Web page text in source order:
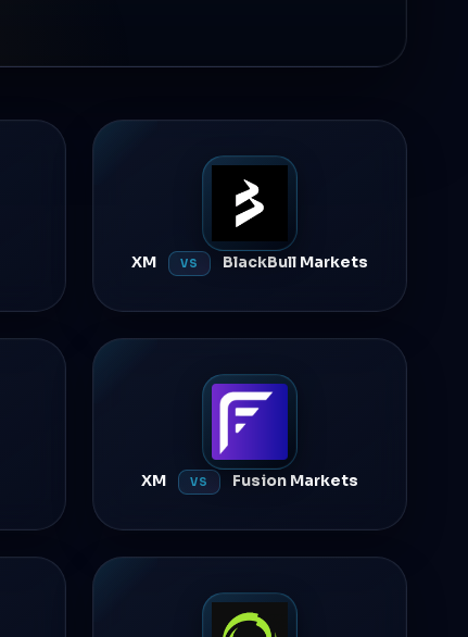
XM VS BlackBull Markets
XM VS Fusion Markets